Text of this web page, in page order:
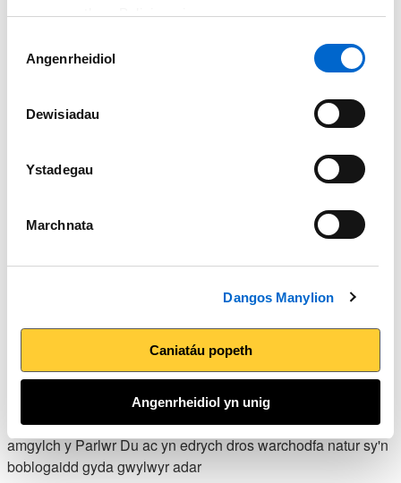
gwasanaethau. Polisi cwcis
Caniatâd
Angenrheidiol
Dewisiadau
Ystadegau
Marchnata
Dangos Manylion
Caniatáu popeth
Angenrheidiol yn unig
Y Parlwr Du
Taith gerdded wastad a hawdd o Dalacre sy’n arwain o
amgylch y Parlwr Du ac yn edrych dros warchodfa natur sy'n
boblogaidd gyda gwylwyr adar